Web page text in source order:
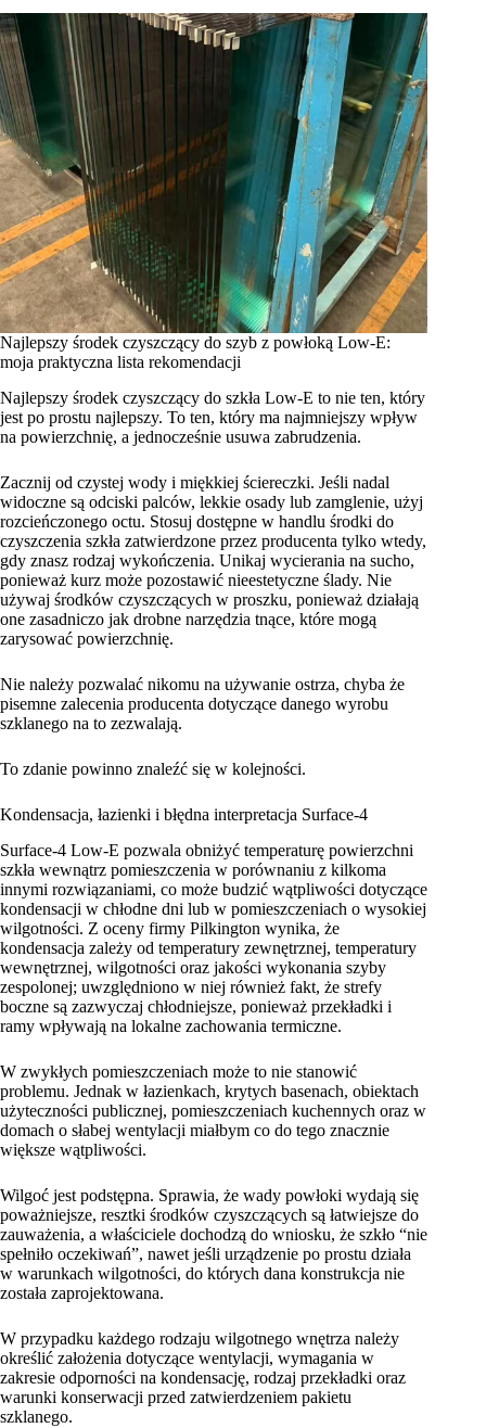
Najlepszy środek czyszczący do szyb z powłoką Low-E:
moja praktyczna lista rekomendacji
Najlepszy środek czyszczący do szkła Low-E to nie ten, który
jest po prostu najlepszy. To ten, który ma najmniejszy wpływ
na powierzchnię, a jednocześnie usuwa zabrudzenia.
Zacznij od czystej wody i miękkiej ściereczki. Jeśli nadal
widoczne są odciski palców, lekkie osady lub zamglenie, użyj
rozcieńczonego octu. Stosuj dostępne w handlu środki do
czyszczenia szkła zatwierdzone przez producenta tylko wtedy,
gdy znasz rodzaj wykończenia. Unikaj wycierania na sucho,
ponieważ kurz może pozostawić nieestetyczne ślady. Nie
używaj środków czyszczących w proszku, ponieważ działają
one zasadniczo jak drobne narzędzia tnące, które mogą
zarysować powierzchnię.
Nie należy pozwalać nikomu na używanie ostrza, chyba że
pisemne zalecenia producenta dotyczące danego wyrobu
szklanego na to zezwalają.
To zdanie powinno znaleźć się w kolejności.
Kondensacja, łazienki i błędna interpretacja Surface-4
Surface-4 Low-E pozwala obniżyć temperaturę powierzchni
szkła wewnątrz pomieszczenia w porównaniu z kilkoma
innymi rozwiązaniami, co może budzić wątpliwości dotyczące
kondensacji w chłodne dni lub w pomieszczeniach o wysokiej
wilgotności. Z oceny firmy Pilkington wynika, że
kondensacja zależy od temperatury zewnętrznej, temperatury
wewnętrznej, wilgotności oraz jakości wykonania szyby
zespolonej; uwzględniono w niej również fakt, że strefy
boczne są zazwyczaj chłodniejsze, ponieważ przekładki i
ramy wpływają na lokalne zachowania termiczne.
W zwykłych pomieszczeniach może to nie stanowić
problemu. Jednak w łazienkach, krytych basenach, obiektach
użyteczności publicznej, pomieszczeniach kuchennych oraz w
domach o słabej wentylacji miałbym co do tego znacznie
większe wątpliwości.
Wilgoć jest podstępna. Sprawia, że wady powłoki wydają się
poważniejsze, resztki środków czyszczących są łatwiejsze do
zauważenia, a właściciele dochodzą do wniosku, że szkło “nie
spełniło oczekiwań”, nawet jeśli urządzenie po prostu działa
w warunkach wilgotności, do których dana konstrukcja nie
została zaprojektowana.
W przypadku każdego rodzaju wilgotnego wnętrza należy
określić założenia dotyczące wentylacji, wymagania w
zakresie odporności na kondensację, rodzaj przekładki oraz
warunki konserwacji przed zatwierdzeniem pakietu
szklanego.